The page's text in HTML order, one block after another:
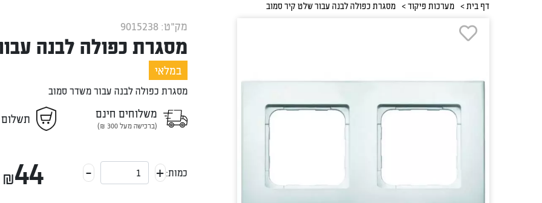
דף בית > מערכות פיקוד > מסגרת כפולה לבנה עבור שלט קיר סמוב
מק"ט: 9015238
מסגרת כפולה לבנה
במלאי
מסגרת כפולה לבנה עבור משדר סמוב
משלוחים חינם
(ברכישה מעל 300 ₪)
כמות:+
-
₪44